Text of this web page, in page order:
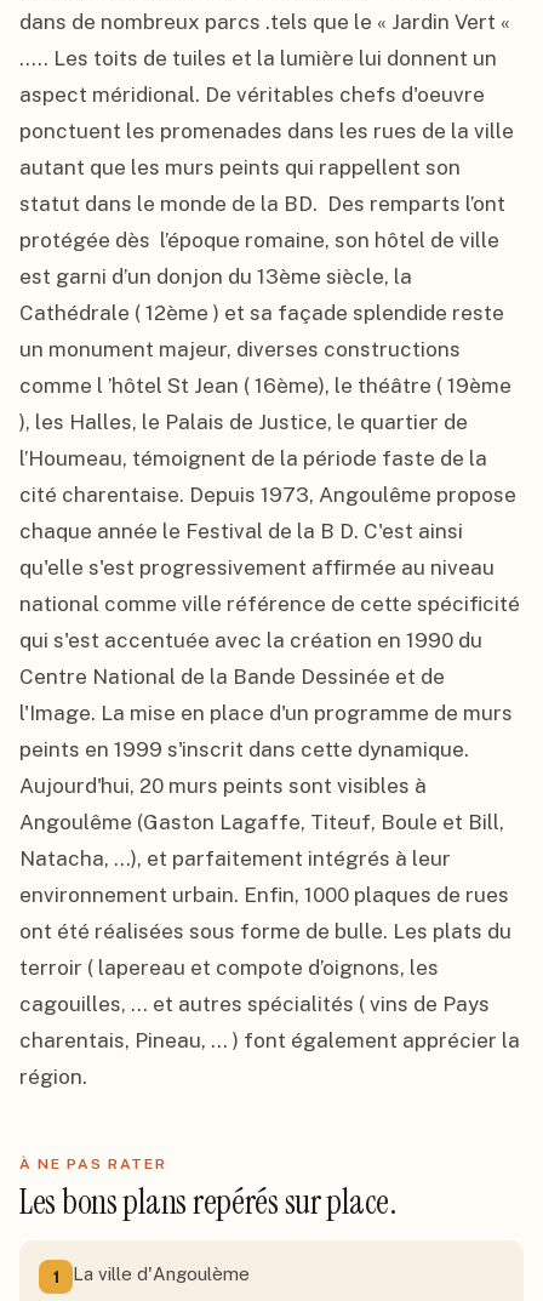
dans de nombreux parcs .tels que le « Jardin Vert «
..... Les toits de tuiles et la lumière lui donnent un
aspect méridional. De véritables chefs d'oeuvre
ponctuent les promenades dans les rues de la ville
autant que les murs peints qui rappellent son
statut dans le monde de la BD.  Des remparts l’ont
protégée dès  l’époque romaine, son hôtel de ville
est garni d’un donjon du 13ème siècle, la
Cathédrale ( 12ème ) et sa façade splendide reste
un monument majeur, diverses constructions
comme l ’hôtel St Jean ( 16ème), le théâtre ( 19ème
), les Halles, le Palais de Justice, le quartier de
l’Houmeau, témoignent de la période faste de la
cité charentaise. Depuis 1973, Angoulême propose
chaque année le Festival de la B D. C'est ainsi
qu'elle s'est progressivement affirmée au niveau
national comme ville référence de cette spécificité
qui s'est accentuée avec la création en 1990 du
Centre National de la Bande Dessinée et de
l'Image. La mise en place d'un programme de murs
peints en 1999 s'inscrit dans cette dynamique.
Aujourd'hui, 20 murs peints sont visibles à
Angoulême (Gaston Lagaffe, Titeuf, Boule et Bill,
Natacha, ...), et parfaitement intégrés à leur
environnement urbain. Enfin, 1000 plaques de rues
ont été réalisées sous forme de bulle. Les plats du
terroir ( lapereau et compote d’oignons, les
cagouilles, … et autres spécialités ( vins de Pays
charentais, Pineau, … ) font également apprécier la
région.
À NE PAS RATER
Les bons plans repérés sur place.
1 La ville d'Angoulème